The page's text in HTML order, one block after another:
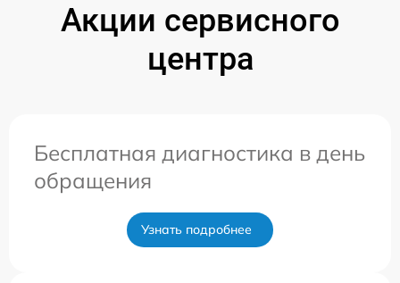
Акции сервисного
центра
Бесплатная диагностика в день
обращения
Узнать подробнее